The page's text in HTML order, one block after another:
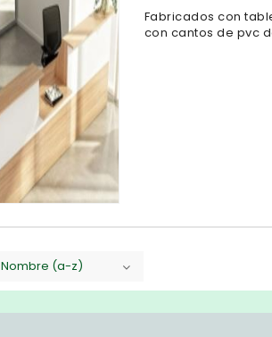
Fabricados con
con cantos de pvc
Nombre (a-z)